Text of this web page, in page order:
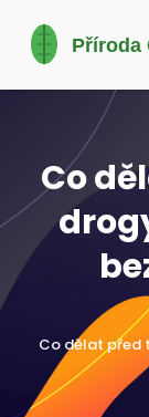
Co
Co dělat před